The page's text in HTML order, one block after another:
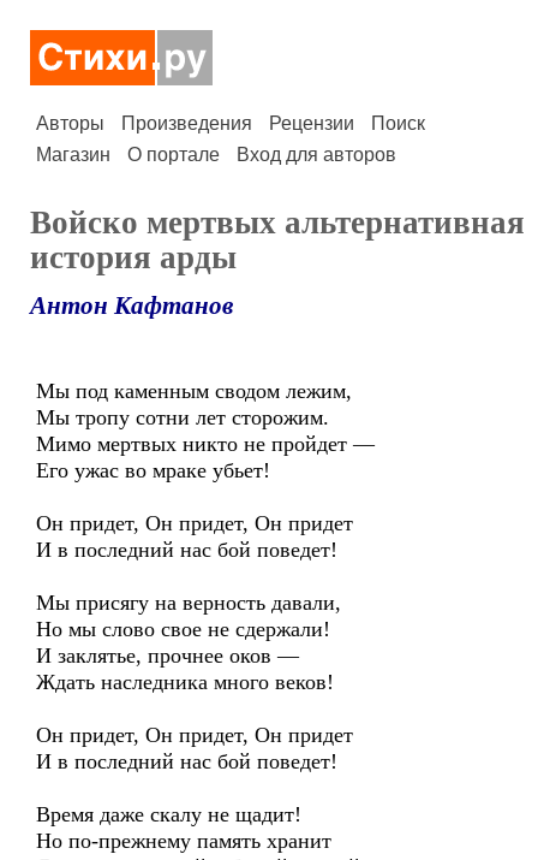
Авторы Произведения Рецензии
Поиск
Магазин
О портале Вход для авторов
Войско мертвых альтернативная
история арды
Антон Кафтанов
Мы под каменным сводом лежим,
Мы тропу сотни лет сторожим.
Мимо мертвых никто не пройдет —
Его ужас во мраке убьет!
Он придет, Он придет, Он придет
И в последний нас бой поведет!
Мы присягу на верность давали,
Но мы слово свое не сдержали!
И заклятье, прочнее оков —
Ждать наследника много веков!
Он придет, Он придет, Он придет
И в последний нас бой поведет!
Время даже скалу не щадит!
Но по-прежнему память хранит